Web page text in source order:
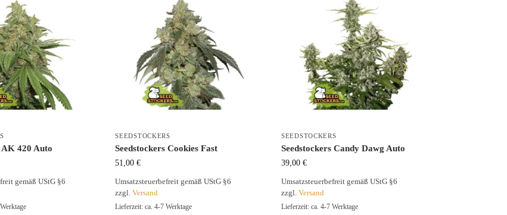
AK 420 Auto
gemäß UStG §6
SEEDSTOCKERS
Seedstockers Cookies Fast
51,00€
Umsatzsteuerbefreit gemäß UStG §6
zzgl.Versand
Lieferzeit: ca. 4-7 Werktage
SEEDSTOCKERS
Seedstockers Candy Dawg Auto
39,00€
Umsatzsteuerbefreit gemäß UStG §6
zzgl.Versand
Lieferzeit: ca. 4-7 Werktage